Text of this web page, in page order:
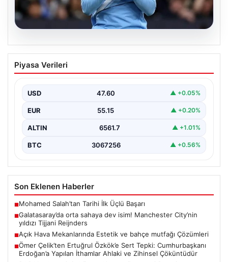
Galatasaray’da orta sahaya dev isim!
Manchester City’nin yıldızı Tijjani
Piyasa Verileri
USD 47.60 ▲ +0.05%
EUR 55.15 ▲ +0.20%
ALTIN 6561.7 ▲ +1.01%
BTC 3067256 ▲ +0.56%
Son Eklenen Haberler
■Mohamed Salah’tan Tarihi İlk Üçlü Başarı
■Galatasaray’da orta sahaya dev isim! Manchester City’nin
yıldızı Tijjani Reijnders
■Açık Hava Mekanlarında Estetik ve bahçe mutfağı Çözümleri
■Ömer Çelik’ten Ertuğrul Özkök’e Sert Tepki: Cumhurbaşkanı
Erdoğan’a Yapılan İthamlar Ahlaki ve Zihinsel Çöküntüdür